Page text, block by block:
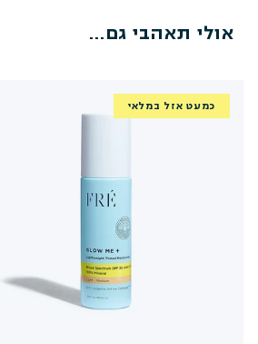
אולי תאהבי גם...
כמעט אזל במלאי